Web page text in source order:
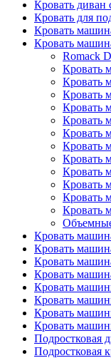
Кровать диван
Кровать для
Кровать
Кровать
Romack
Кровать
Кровать
Кровать
Кровать
Кровать
Кровать
Кровать
Кровать
Кровать
Кровать
Кровать
Кровать
Кровать
Кровать
Кровать
Кровать
Кровать
Кровать
Кровать
Кровать
Подростковая
Подростковая